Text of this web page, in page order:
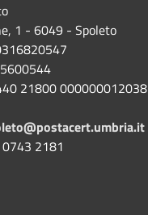
1 - 6049 - Spoleto
21800 000000012038
2181